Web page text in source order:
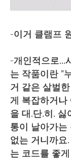
-이거 클램프
-개인적으로...
는 작품이란 "
거 같은 살벌
게 복잡하거나
을 대.단.히. 싫
통이 날아가는
없는 거니까요
는 코드를 좋